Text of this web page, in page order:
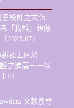
意設計之文化
「我群」想像
2023.07）
訴訟上關於
之進展－－以
中
文獻搜尋